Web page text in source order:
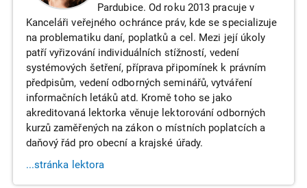
Pardubice. Od roku 2013 pracuje v
Kanceláři veřejného ochránce práv, kde se specializuje
na problematiku daní, poplatků a cel. Mezi její úkoly
patří vyřizování individuálních stížností, vedení
systémových šetření, příprava připomínek k právním
předpisům, vedení odborných seminářů, vytváření
informačních letáků atd. Kromě toho se jako
akreditovaná lektorka věnuje lektorování odborných
kurzů zaměřených na zákon o místních poplatcích a
daňový řád pro obecní a krajské úřady.
...stránka lektora